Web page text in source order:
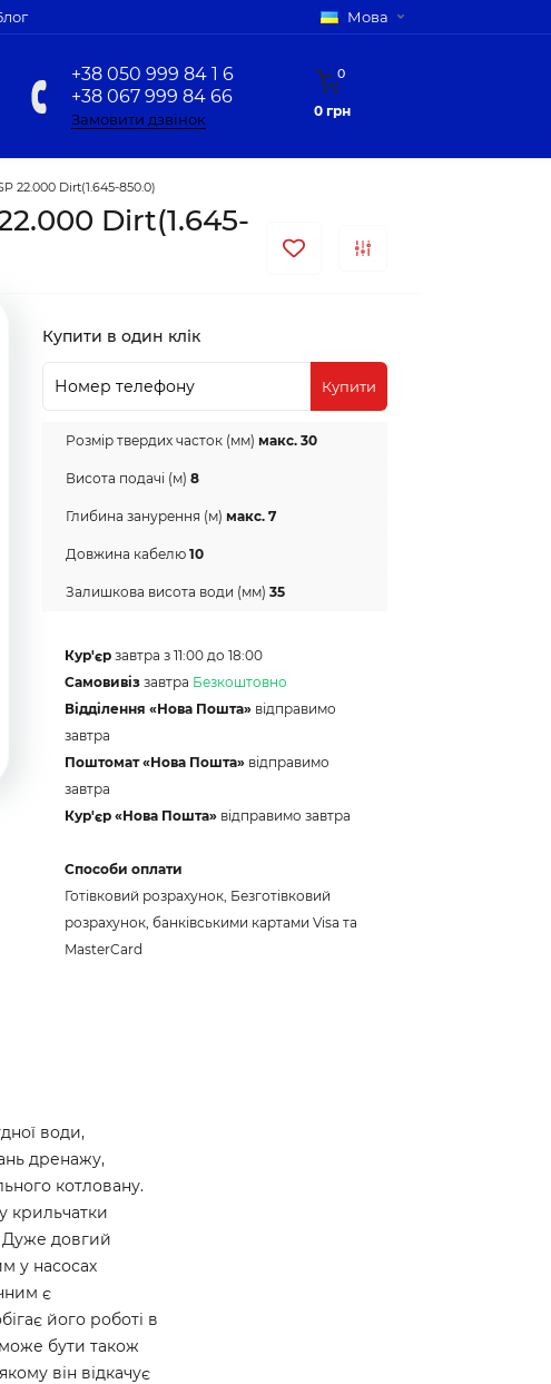
Мова
+38 050 999 84 1 6
+38 067 999 84 66
Замовити дзвінок
0
0 грн
22.000 Dirt(1.645-850.0)
Dirt(1.645-
Купити в один клік
Купити
Pозмір твердих часток (мм) макс. 30
Висота подачі (м) 8
Глибина занурення (м) макс. 7
Довжина кабелю 10
Залишкова висота води (мм) 35
Кур'єр завтра з 11:00 до 18:00
Самовивіз завтра Безкоштовно
Відділення «Нова Пошта» відправимо
завтра
Поштомат «Нова Пошта» відправимо
завтра
Кур'єр «Нова Пошта» відправимо завтра
Способи оплати
Готівковий розрахунок, Безготівковий
розрахунок, банківськими картами Visa та
MasterCard
води,
дренажу,
котловану.
крильчатки
Дуже довгий
у насосах
є
його роботі в
бути також
він відкачує